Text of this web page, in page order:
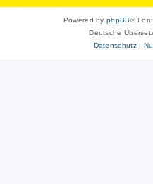
Powered byphpBB®
Deutsche
Datenschutz|